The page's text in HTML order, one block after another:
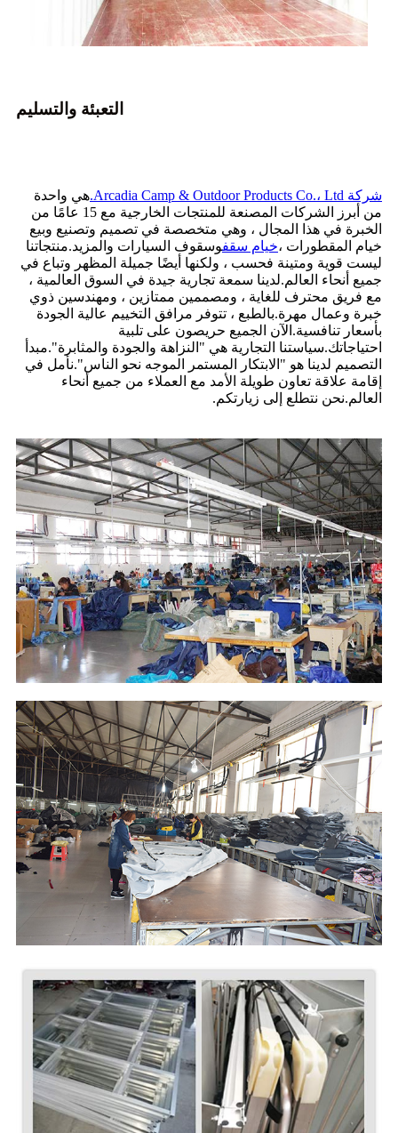
التعبئة والتسليم
شركة Arcadia Camp & Outdoor Products Co.، Ltd.
هي واحدة
من أبرز الشركات المصنعة للمنتجات الخارجية مع 15 عامًا من
الخبرة في هذا المجال ، وهي متخصصة في تصميم وتصنيع وبيع
خيام المقطورات ،خيام سقفوسقوف السيارات والمزيد.منتجاتنا
ليست قوية ومتينة فحسب ، ولكنها أيضًا جميلة المظهر وتباع في
جميع أنحاء العالم.لدينا سمعة تجارية جيدة في السوق العالمية ،
مع فريق محترف للغاية ، ومصممين ممتازين ، ومهندسين ذوي
خبرة وعمال مهرة.بالطبع ، تتوفر مرافق التخييم عالية الجودة
بأسعار تنافسية.الآن الجميع حريصون على تلبية
احتياجاتك.سياستنا التجارية هي "النزاهة والجودة والمثابرة".مبدأ
التصميم لدينا هو "الابتكار المستمر الموجه نحو الناس".نأمل في
إقامة علاقة تعاون طويلة الأمد مع العملاء من جميع أنحاء
العالم.نحن نتطلع إلى زيارتكم.